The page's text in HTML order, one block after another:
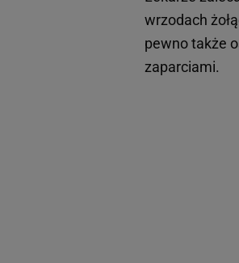
wrzodach
pewno także
zaparciami.